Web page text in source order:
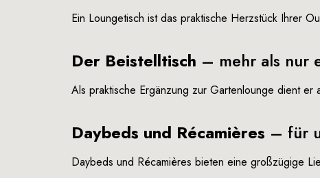
Ein Loungetisch ist das praktische Herzstück Ihrer
Der Beistelltisch – mehr als nur
Als praktische Ergänzung zur Gartenlounge dient
Daybeds und Récamières – für
Daybeds und Récamières bieten eine großzügige